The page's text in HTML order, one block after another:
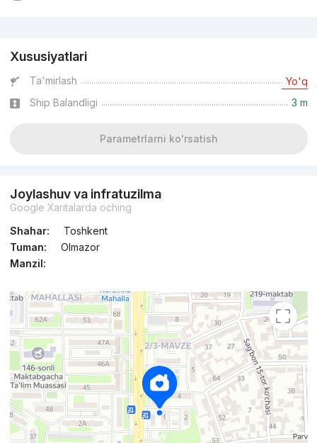
Xususiyatlari
Ta'mirlash Yo'q
Ship Balandligi 3 m
Parametrlarni ko'rsatish
Joylashuv va infratuzilma
Google Xaritalarda oching
Shahar:
Toshkent
Tuman:
Olmazor
Manzil: